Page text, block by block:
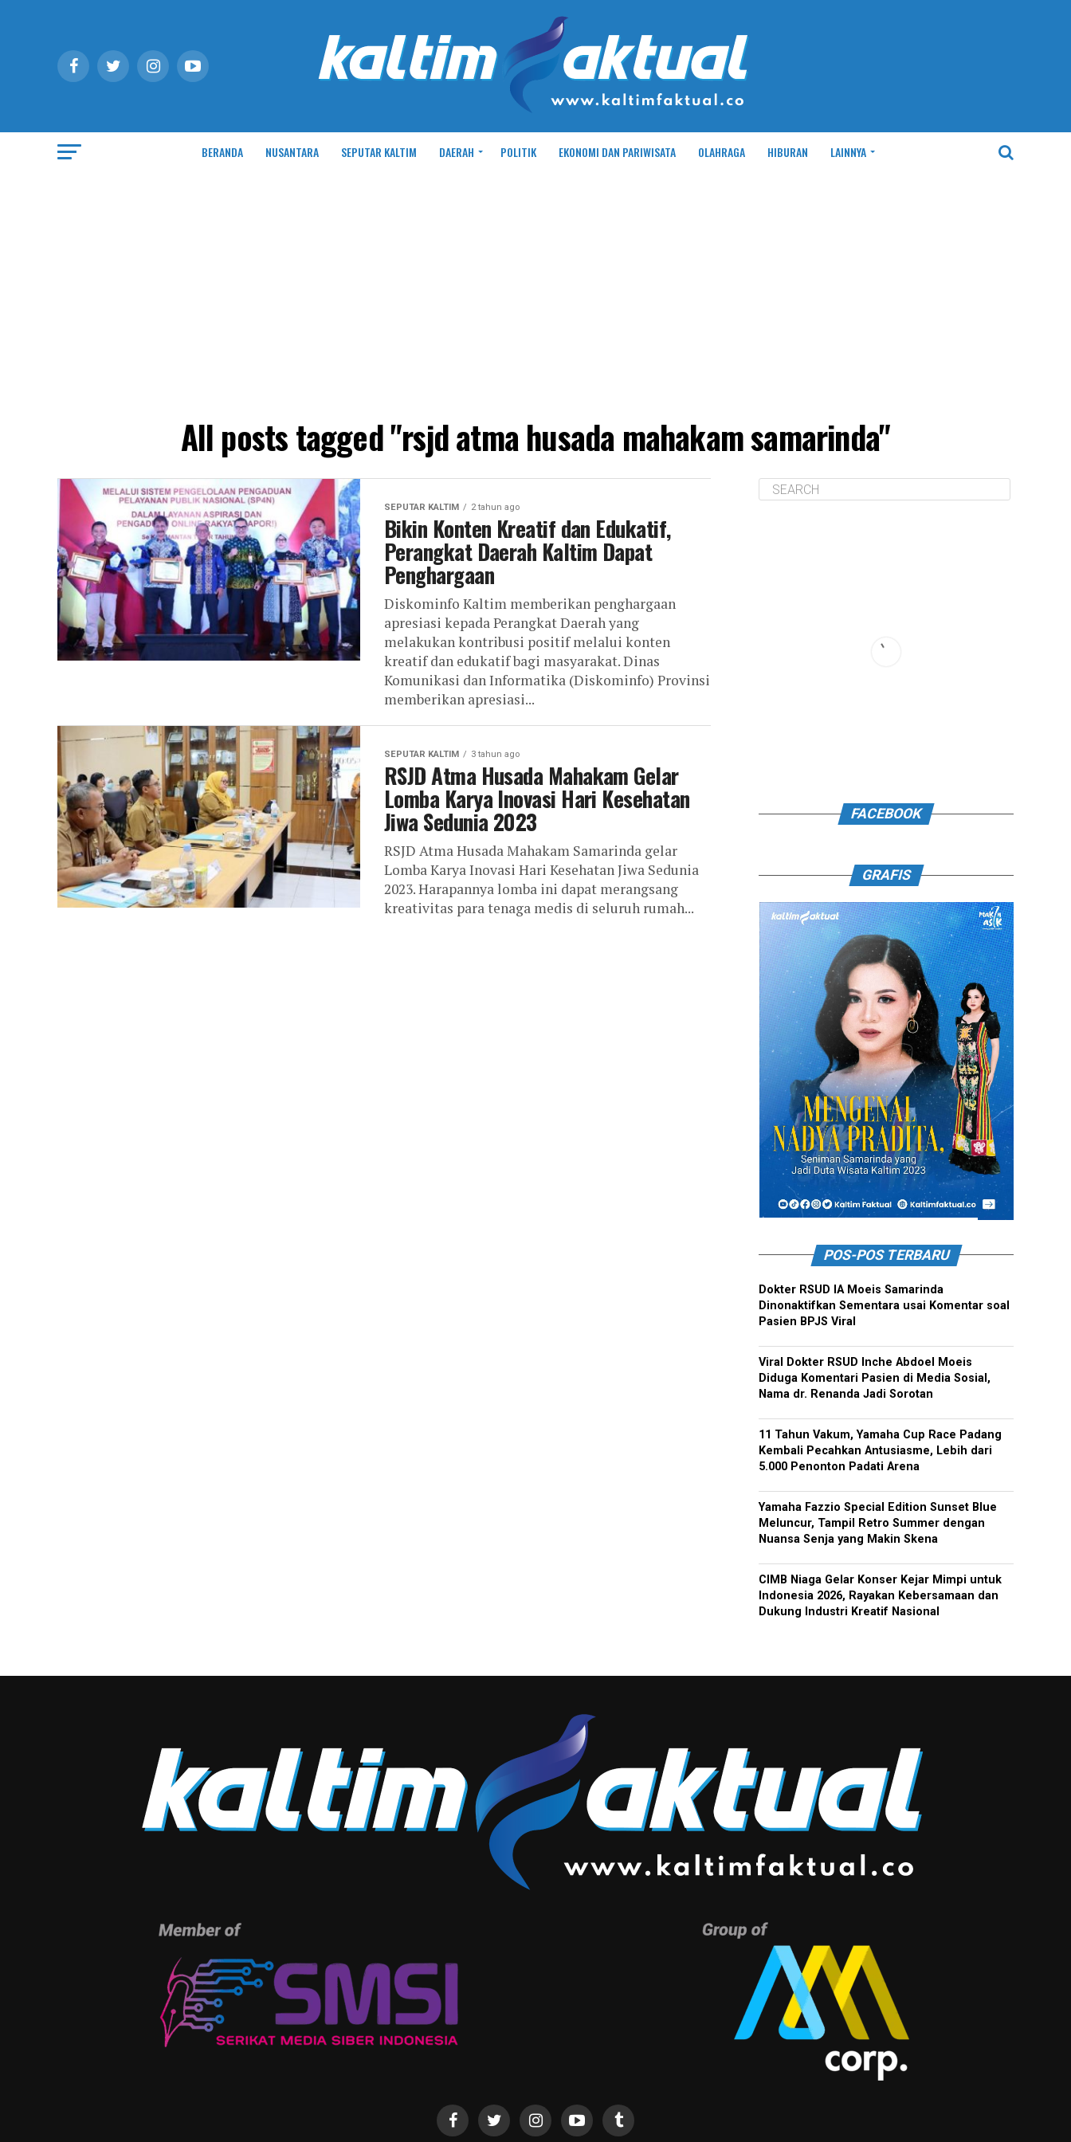
BERANDA NUSANTARA SEPUTAR KALTIM DAERAH POLITIK EKONOMI DAN PARIWISATA OLAHRAGA HIBURAN LAINNYA
All posts tagged "rsjd atma husada mahakam samarinda"
SEPUTAR KALTIM 2 tahun ago
Bikin Konten Kreatif dan Edukatif,
Perangkat Daerah Kaltim Dapat
Penghargaan
Diskominfo Kaltim memberikan penghargaan
apresiasi kepada Perangkat Daerah yang
melakukan kontribusi positif melalui konten
kreatif dan edukatif bagi masyarakat. Dinas
Komunikasi dan Informatika (Diskominfo) Provinsi
memberikan apresiasi...
SEPUTAR KALTIM 3 tahun ago
RSJD Atma Husada Mahakam Gelar
Lomba Karya Inovasi Hari Kesehatan
Jiwa Sedunia 2023
RSJD Atma Husada Mahakam Samarinda gelar
Lomba Karya Inovasi Hari Kesehatan Jiwa Sedunia
2023. Harapannya lomba ini dapat merangsang
kreativitas para tenaga medis di seluruh rumah...
FACEBOOK
GRAFIS
POS-POS TERBARU
Dokter RSUD IA Moeis Samarinda
Dinonaktifkan Sementara usai Komentar soal
Pasien BPJS Viral
Viral Dokter RSUD Inche Abdoel Moeis
Diduga Komentari Pasien di Media Sosial,
Nama dr. Renanda Jadi Sorotan
11 Tahun Vakum, Yamaha Cup Race Padang
Kembali Pecahkan Antusiasme, Lebih dari
5.000 Penonton Padati Arena
Yamaha Fazzio Special Edition Sunset Blue
Meluncur, Tampil Retro Summer dengan
Nuansa Senja yang Makin Skena
CIMB Niaga Gelar Konser Kejar Mimpi untuk
Indonesia 2026, Rayakan Kebersamaan dan
Dukung Industri Kreatif Nasional